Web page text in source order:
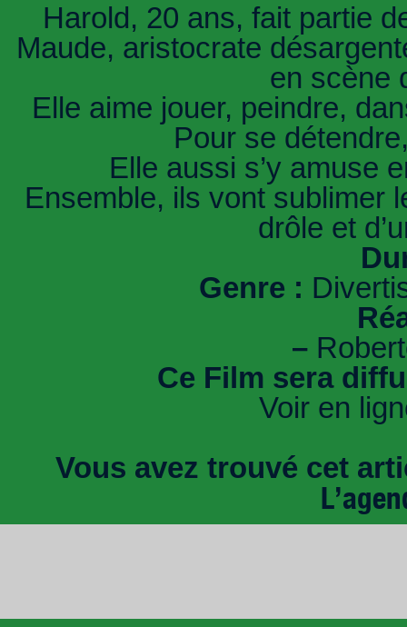
Harold, 20 ans, fait partie
Maude, aristocrate
en scène
Elle aime jouer, peindre,
Pour se
Elle aussi s’y amuse
Ensemble, ils vont sublimer
drôle et
Genre :
–
Ce Film sera
Voir en
Vous avez trouvé cet